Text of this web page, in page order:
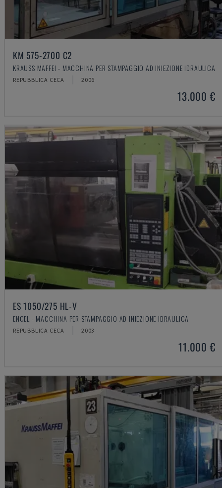
KM 575-2700 C2
KRAUSS MAFFEI - MACCHINA PER STAMPAGGIO AD INIEZIONE IDRAULICA
REPUBBLICA CECA 2006
13.000 €
ES 1050/275 HL-V
ENGEL - MACCHINA PER STAMPAGGIO AD INIEZIONE IDRAULICA
REPUBBLICA CECA 2003
11.000 €